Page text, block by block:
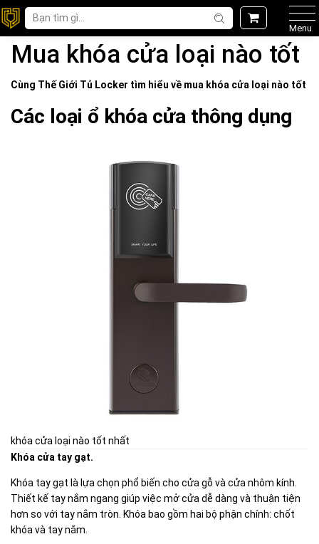
Menu
Mua khóa cửa loại nào tốt
Cùng Thế Giới Tủ Locker tìm hiểu về mua khóa cửa loại nào tốt
Các loại ổ khóa cửa thông dụng
khóa cửa loại nào tốt nhất
Khóa cửa tay gạt.
Khóa tay gạt là lựa chọn phổ biến cho cửa gỗ và cửa nhôm kính.
Thiết kế tay nắm ngang giúp việc mở cửa dễ dàng và thuận tiện
hơn so với tay nắm tròn. Khóa bao gồm hai bộ phận chính: chốt
khóa và tay nắm.